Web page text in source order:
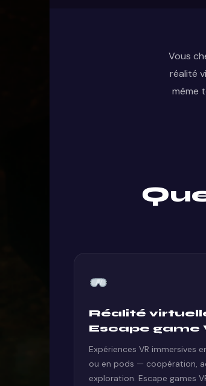
Vous
réalité
même
Réalité
Escape game
Expériences VR immersives
ou en pods — coopération,
exploration. Escape games